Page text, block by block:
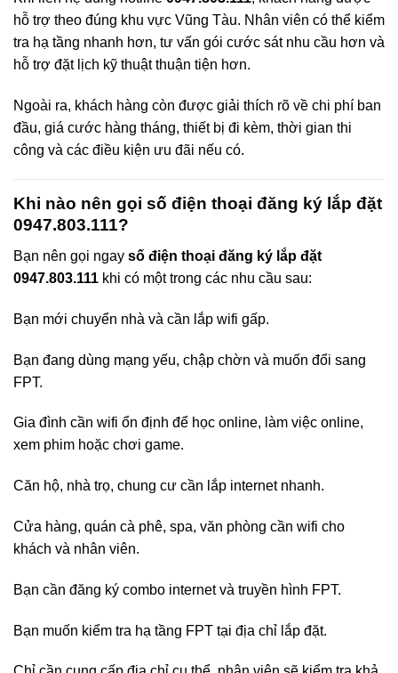
hỗ trợ theo đúng khu vực Vũng Tàu. Nhân viên có thể kiểm
tra hạ tầng nhanh hơn, tư vấn gói cước sát nhu cầu hơn và
hỗ trợ đặt lịch kỹ thuật thuận tiện hơn.
Ngoài ra, khách hàng còn được giải thích rõ về chi phí ban
đầu, giá cước hàng tháng, thiết bị đi kèm, thời gian thi
công và các điều kiện ưu đãi nếu có.
Khi nào nên gọi số điện thoại đăng ký lắp đặt
0947.803.111?
Bạn nên gọi ngay số điện thoại đăng ký lắp đặt
0947.803.111 khi có một trong các nhu cầu sau:
Bạn mới chuyển nhà và cần lắp wifi gấp.
Bạn đang dùng mạng yếu, chập chờn và muốn đổi sang
FPT.
Gia đình cần wifi ổn định để học online, làm việc online,
xem phim hoặc chơi game.
Căn hộ, nhà trọ, chung cư cần lắp internet nhanh.
Cửa hàng, quán cà phê, spa, văn phòng cần wifi cho
khách và nhân viên.
Bạn cần đăng ký combo internet và truyền hình FPT.
Bạn muốn kiểm tra hạ tầng FPT tại địa chỉ lắp đặt.